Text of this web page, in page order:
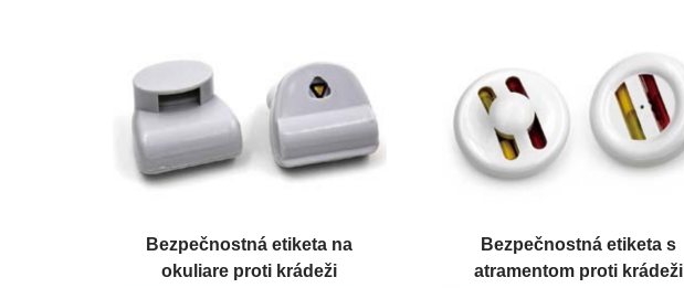
Bezpečnostná etiketa na
okuliare proti krádeži
Bezpečnostná etiketa s
atramentom proti krádeži